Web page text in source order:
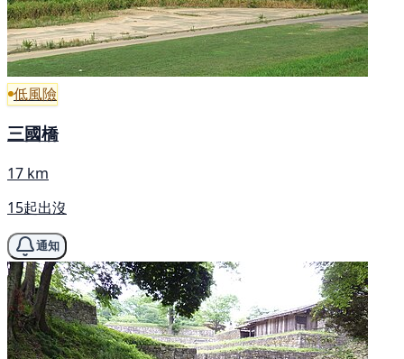
低風險
三國橋
17 km
15起出沒
通知